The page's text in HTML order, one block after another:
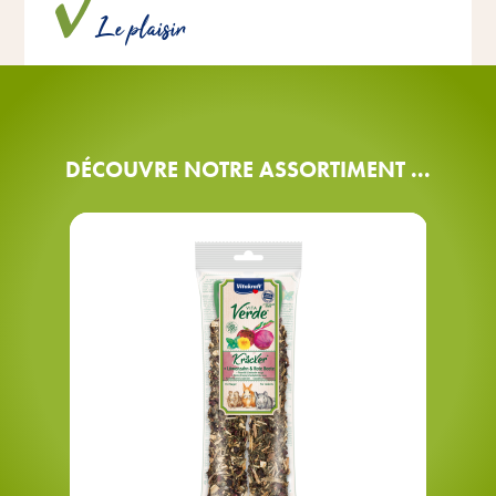
Le plaisir
fabriquées naturellement, sans ajout de sucre ni de
céréales, ni de colorants & conservateurs artificiels.
DÉCOUVRE NOTRE ASSORTIMENT ...